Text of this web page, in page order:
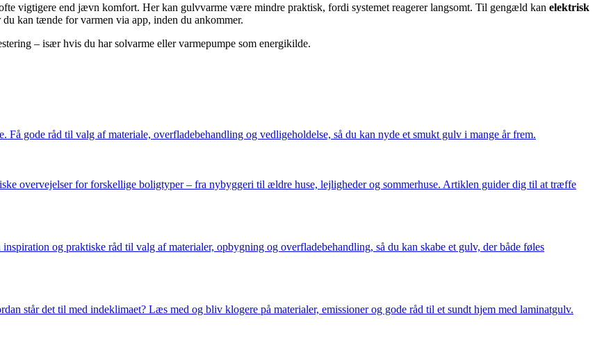
vigtigere end jævn komfort. Her kan gulvvarme være mindre praktisk, fordi systemet reagerer langsomt. Til gengæld kan elektrisk
kan tænde for varmen via app, inden du ankommer.
– især hvis du har solvarme eller varmepumpe som energikilde.
Få gode råd til valg af materiale, overfladebehandling og vedligeholdelse, så du kan nyde et smukt gulv i mange år frem.
overvejelser for forskellige boligtyper – fra nybyggeri til ældre huse, lejligheder og sommerhuse. Artiklen guider dig til at træffe
og praktiske råd til valg af materialer, opbygning og overfladebehandling, så du kan skabe et gulv, der både føles
står det til med indeklimaet? Læs med og bliv klogere på materialer, emissioner og gode råd til et sundt hjem med laminatgulv.